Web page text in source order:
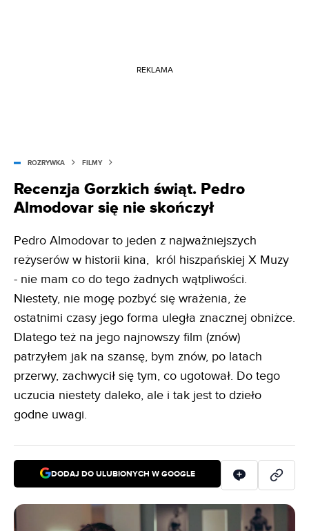
REKLAMA
ROZRYWKA FILMY
Recenzja Gorzkich świąt. Pedro
Almodovar się nie skończył
Pedro Almodovar to jeden z najważniejszych
reżyserów w historii kina, król hiszpańskiej X Muzy
- nie mam co do tego żadnych wątpliwości.
Niestety, nie mogę pozbyć się wrażenia, że
ostatnimi czasy jego forma uległa znacznej obniżce.
Dlatego też na jego najnowszy film (znów)
patrzyłem jak na szansę, bym znów, po latach
przerwy, zachwycił się tym, co ugotował. Do tego
uczucia niestety daleko, ale i tak jest to dzieło
godne uwagi.
DODAJ DO ULUBIONYCH W GOOGLE